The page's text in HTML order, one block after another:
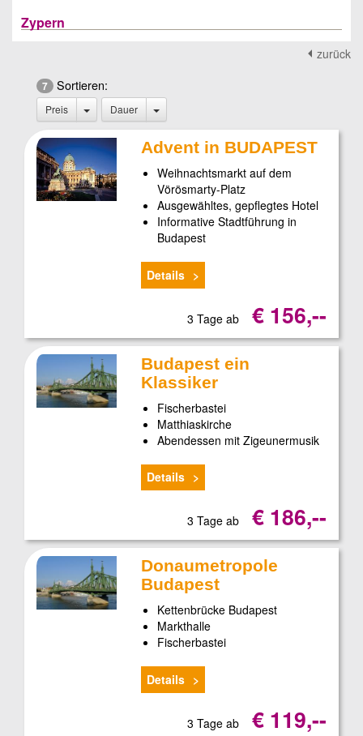
Zypern
zurück
7 Sortieren:
Preis Dauer
Advent in BUDAPEST
Weihnachtsmarkt auf dem
Vörösmarty-Platz
Ausgewähltes, gepflegtes Hotel
Informative Stadtführung in
Budapest
Details
3 Tage ab € 156,--
Budapest ein
Klassiker
Fischerbastei
Matthiaskirche
Abendessen mit Zigeunermusik
Details
3 Tage ab € 186,--
Donaumetropole
Budapest
Kettenbrücke Budapest
Markthalle
Fischerbastei
Details
3 Tage ab € 119,--